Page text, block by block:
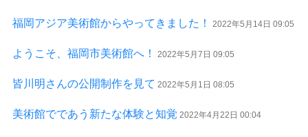
福岡アジア美術館からやってきました！ 2022年5月14日 09:05
ようこそ、福岡市美術館へ！ 2022年5月7日 09:05
皆川明さんの公開制作を見て 2022年5月1日 08:05
美術館でであう新たな体験と知覚 2022年4月22日 00:04